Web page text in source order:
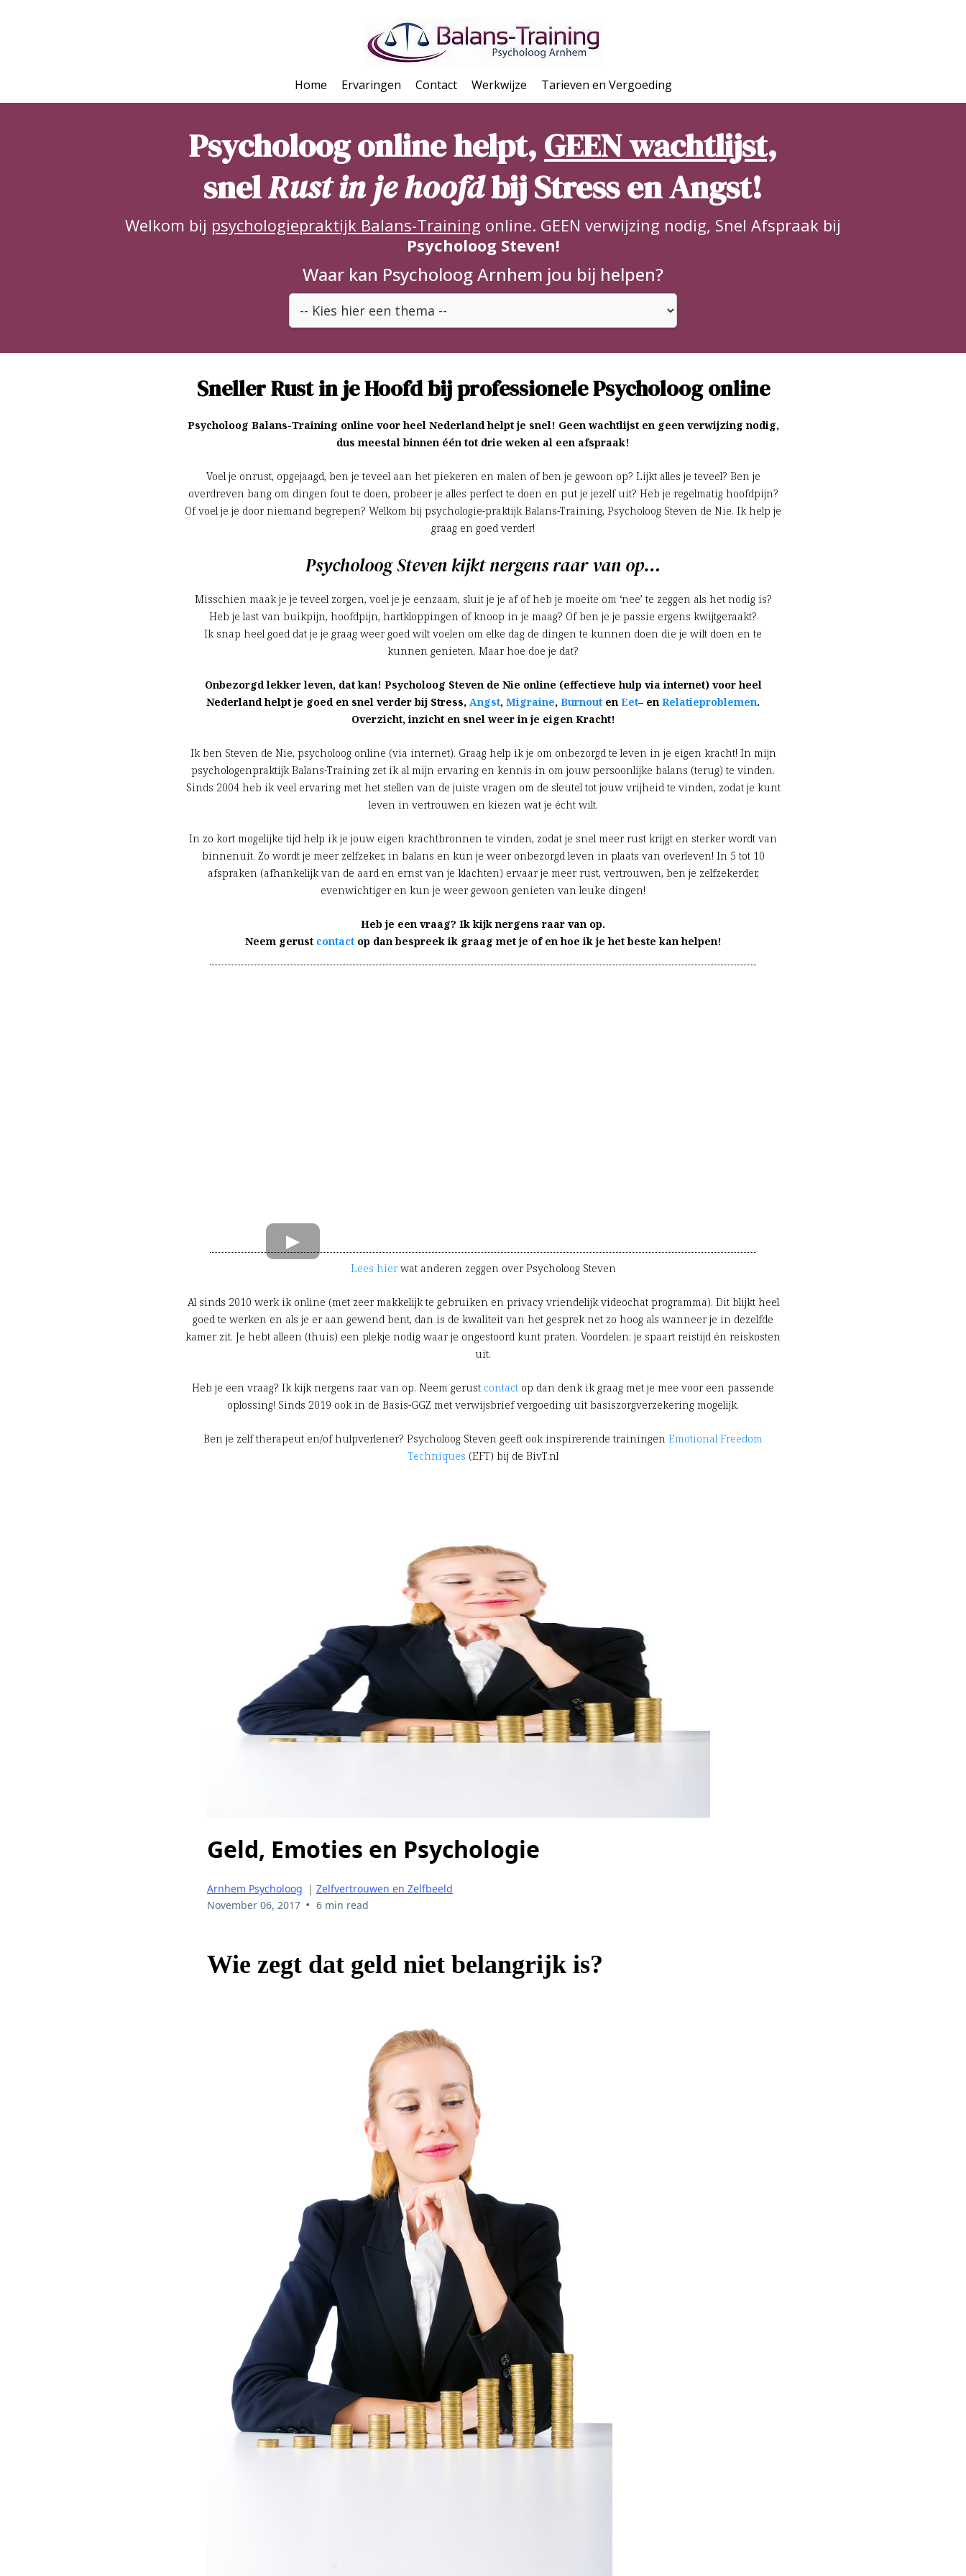
Home Ervaringen Contact Werkwijze Tarieven en Vergoeding
Psycholoog online helpt,GEEN wachtlijst,
snelRust in je hoofdbij Stress en Angst!
Welkom bij psychologiepraktijk Balans-Training online. GEEN verwijzing nodig, Snel Afspraak bij
Psycholoog Steven!
Waar kan Psycholoog Arnhem jou bij helpen?
Sneller Rust in je Hoofd bij professionele Psycholoog online
Psycholoog Balans-Training online voor heel Nederland helpt je snel! Geen wachtlijst en geen verwijzing nodig,
dus meestal binnen één tot drie weken al een afspraak!
Voel je onrust, opgejaagd, ben je teveel aan het piekeren en malen of ben je gewoon op? Lijkt alles je teveel? Ben je
overdreven bang om dingen fout te doen, probeer je alles perfect te doen en put je jezelf uit? Heb je regelmatig hoofdpijn?
Of voel je je door niemand begrepen? Welkom bij psychologie-praktijk Balans-Training, Psycholoog Steven de Nie. Ik help je
graag en goed verder!
Psycholoog Steven kijkt nergens raar van op…
Misschien maak je je teveel zorgen, voel je je eenzaam, sluit je je af of heb je moeite om ‘nee’ te zeggen als het nodig is?
Heb je last van buikpijn, hoofdpijn, hartkloppingen of knoop in je maag? Of ben je je passie ergens kwijtgeraakt?
Ik snap heel goed dat je je graag weer goed wilt voelen om elke dag de dingen te kunnen doen die je wilt doen en te
kunnen genieten. Maar hoe doe je dat?
Onbezorgd lekker leven, dat kan! Psycholoog Steven de Nie online (effectieve hulp via internet) voor heel
Nederland helpt je goed en snel verder bij Stress, Angst, Migraine, Burnout en Eet– en Relatieproblemen.
Overzicht, inzicht en snel weer in je eigen Kracht!
Ik ben Steven de Nie, psycholoog online (via internet). Graag help ik je om onbezorgd te leven in je eigen kracht! In mijn
psychologenpraktijk Balans-Training zet ik al mijn ervaring en kennis in om jouw persoonlijke balans (terug) te vinden.
Sinds 2004 heb ik veel ervaring met het stellen van de juiste vragen om de sleutel tot jouw vrijheid te vinden, zodat je kunt
leven in vertrouwen en kiezen wat je écht wilt.
In zo kort mogelijke tijd help ik je jouw eigen krachtbronnen te vinden, zodat je snel meer rust krijgt en sterker wordt van
binnenuit. Zo wordt je meer zelfzeker, in balans en kun je weer onbezorgd leven in plaats van overleven! In 5 tot 10
afspraken (afhankelijk van de aard en ernst van je klachten) ervaar je meer rust, vertrouwen, ben je zelfzekerder,
evenwichtiger en kun je weer gewoon genieten van leuke dingen!
Heb je een vraag? Ik kijk nergens raar van op.
Neem gerust contactop dan bespreek ik graag met je of en hoe ik je het beste kan helpen!
Lees hier wat anderen zeggen over Psycholoog Steven
Al sinds 2010 werk ik online (met zeer makkelijk te gebruiken en privacy vriendelijk videochat programma). Dit blijkt heel
goed te werken en als je er aan gewend bent, dan is de kwaliteit van het gesprek net zo hoog als wanneer je in dezelfde
kamer zit. Je hebt alleen (thuis) een plekje nodig waar je ongestoord kunt praten. Voordelen: je spaart reistijd én reiskosten
uit.
Heb je een vraag? Ik kijk nergens raar van op. Neem gerust contact op dan denk ik graag met je mee voor een passende
oplossing! Sinds 2019 ook in de Basis-GGZ met verwijsbrief vergoeding uit basiszorgverzekering mogelijk.
Ben je zelf therapeut en/of hulpverlener? Psycholoog Steven geeft ook inspirerende trainingen Emotional Freedom
Techniques (EFT) bij de BivT.nl
Geld, Emoties en Psychologie
Arnhem Psycholoog | Zelfvertrouwen en Zelfbeeld
November 06, 2017 • 6 min read
Wie zegt dat geld niet belangrijk is?